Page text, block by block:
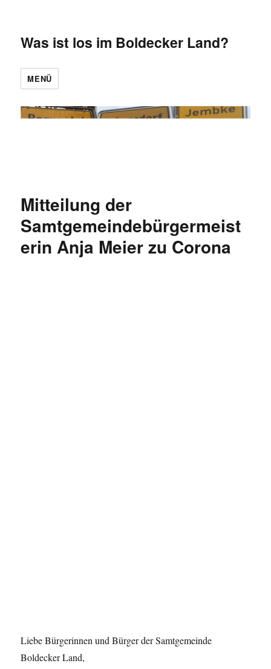
Was ist los im Boldecker Land?
MENÜ
Mitteilung der
Samtgemeindebürgermeist
erin Anja Meier zu Corona
Liebe Bürgerinnen und Bürger der Samtgemeinde
Boldecker Land,